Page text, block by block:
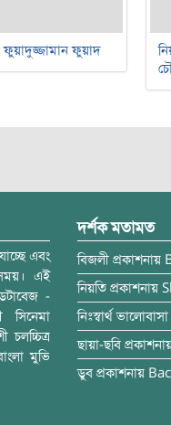
ফুয়াদুজ্জামান ফুয়াদ
এবং
এই
-
সিনেমা
চলচ্চিত্র
মুভি
দর্শক মতামত
বিজলী প্রকাশনায়
নিয়তি প্রকাশনায়
নিঃস্বার্থ ভালোবাসা
ছায়া-ছবি
ডুব প্রকাশনায়